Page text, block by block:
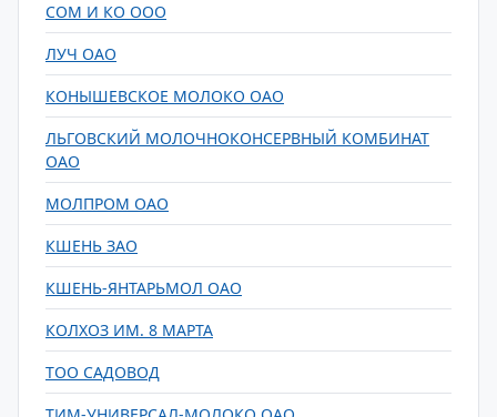
СОМ И КО ООО
ЛУЧ ОАО
КОНЫШЕВСКОЕ МОЛОКО ОАО
ЛЬГОВСКИЙ МОЛОЧНОКОНСЕРВНЫЙ КОМБИНАТ
ОАО
МОЛПРОМ ОАО
КШЕНЬ ЗАО
КШЕНЬ-ЯНТАРЬМОЛ ОАО
КОЛХОЗ ИМ. 8 МАРТА
ТОО САДОВОД